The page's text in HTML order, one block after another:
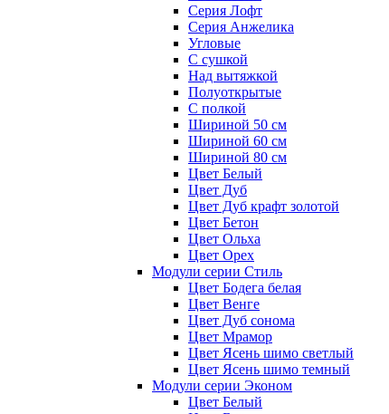
Серия Лофт
Серия Анжелика
Угловые
С сушкой
Над вытяжкой
Полуоткрытые
С полкой
Шириной 50 см
Шириной 60 см
Шириной 80 см
Цвет Белый
Цвет Дуб
Цвет Дуб крафт золотой
Цвет Бетон
Цвет Ольха
Цвет Орех
Модули серии Стиль
Цвет Бодега белая
Цвет Венге
Цвет Дуб сонома
Цвет Мрамор
Цвет Ясень шимо светлый
Цвет Ясень шимо темный
Модули серии Эконом
Цвет Белый